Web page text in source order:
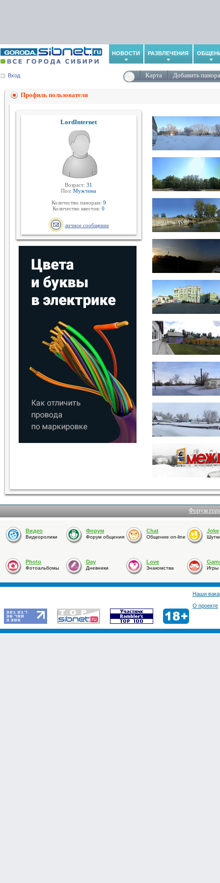
НОВОСТИ РАЗВЛЕЧЕНИЯ
Вход Карта Добавить
Профиль пользователя
LordInternet
Возраст:31
Пол:Мужчина
Количество панорам: 9
Количество квестов:0
личное сообщение
Форум
Видео
Видеоролики
Форум
Форум общения
Chat
Общение on-line
Joke
Photo
Фотоальбомы
Day
Дневники
Love
Знакомства Игры
Наши
О проекте